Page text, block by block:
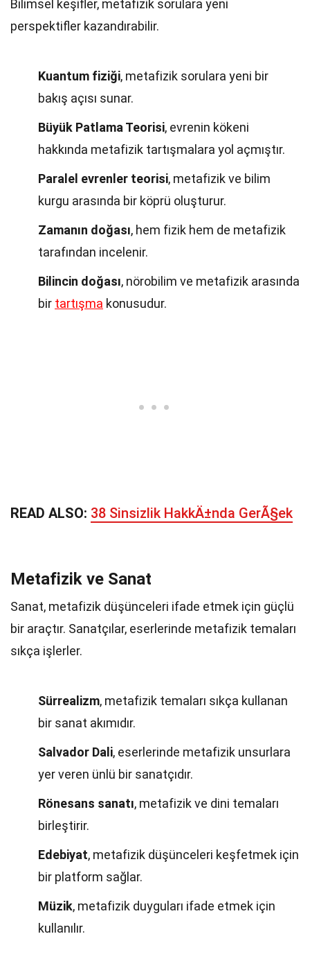
Bilimsel keşifler, metafizik sorulara yeni
perspektifler kazandırabilir.
Kuantum fiziği, metafizik sorulara yeni bir
bakış açısı sunar.
Büyük Patlama Teorisi, evrenin kökeni
hakkında metafizik tartışmalara yol açmıştır.
Paralel evrenler teorisi, metafizik ve bilim
kurgu arasında bir köprü oluşturur.
Zamanın doğası, hem fizik hem de metafizik
tarafından incelenir.
Bilincin doğası, nörobilim ve metafizik arasında
bir tartışma konusudur.
READ ALSO: 38 Sinsizlik HakkÄ±nda GerÃ§ek
Metafizik ve Sanat
Sanat, metafizik düşünceleri ifade etmek için güçlü
bir araçtır. Sanatçılar, eserlerinde metafizik temaları
sıkça işlerler.
Sürrealizm, metafizik temaları sıkça kullanan
bir sanat akımıdır.
Salvador Dali, eserlerinde metafizik unsurlara
yer veren ünlü bir sanatçıdır.
Rönesans sanatı, metafizik ve dini temaları
birleştirir.
Edebiyat, metafizik düşünceleri keşfetmek için
bir platform sağlar.
Müzik, metafizik duyguları ifade etmek için
kullanılır.